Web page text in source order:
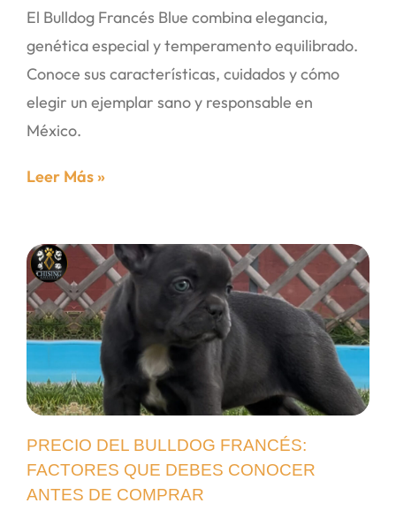
El Bulldog Francés Blue combina elegancia,
genética especial y temperamento equilibrado.
Conoce sus características, cuidados y cómo
elegir un ejemplar sano y responsable en
México.
Leer Más »
PRECIO DEL BULLDOG FRANCÉS:
FACTORES QUE DEBES CONOCER
ANTES DE COMPRAR